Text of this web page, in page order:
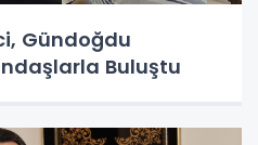
Gündoğdu
Buluştu